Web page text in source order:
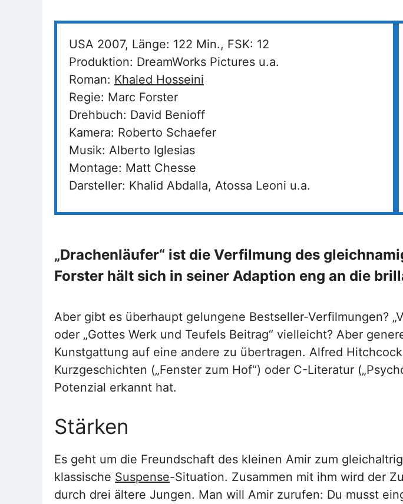
USA 2007, Länge: 122 Min., FSK: 12
Produktion: DreamWorks Pictures u.a.
Roman: Khaled Hosseini
Regie: Marc Forster
Drehbuch: David Benioff
Kamera: Roberto Schaefer
Musik: Alberto Iglesias
Montage: Matt Chesse
Darsteller: Khalid Abdalla, Atossa Leoni u.a.
„Drachenläufer“ ist die Verfilmung des
Forster hält sich in seiner Adaption eng an die
Aber gibt es überhaupt gelungene Bestseller-Verfilmungen?
oder „Gottes Werk und Teufels Beitrag“ vielleicht? Aber
Kunstgattung auf eine andere zu übertragen. Alfred
Kurzgeschichten („Fenster zum Hof“) oder C-Literatur
Potenzial erkannt hat.
Stärken
Es geht um die Freundschaft des kleinen Amir zum
klassische Suspense-Situation. Zusammen mit ihm wird der
durch drei ältere Jungen. Man will Amir zurufen: Du musst